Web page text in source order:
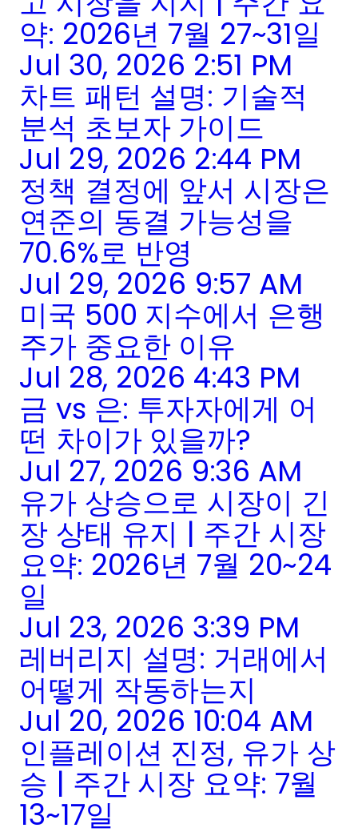
약: 2026년 7월 27~31일
Jul 30, 2026 2:51 PM
차트 패턴 설명: 기술적
분석 초보자 가이드
Jul 29, 2026 2:44 PM
정책 결정에 앞서 시장은
연준의 동결 가능성을
70.6%로 반영
Jul 29, 2026 9:57 AM
미국 500 지수에서 은행
주가 중요한 이유
Jul 28, 2026 4:43 PM
금 vs 은: 투자자에게 어
떤 차이가 있을까?
Jul 27, 2026 9:36 AM
유가 상승으로 시장이 긴
장 상태 유지 | 주간 시장
요약: 2026년 7월 20~24
일
Jul 23, 2026 3:39 PM
레버리지 설명: 거래에서
어떻게 작동하는지
Jul 20, 2026 10:04 AM
인플레이션 진정, 유가 상
승 | 주간 시장 요약: 7월
13~17일